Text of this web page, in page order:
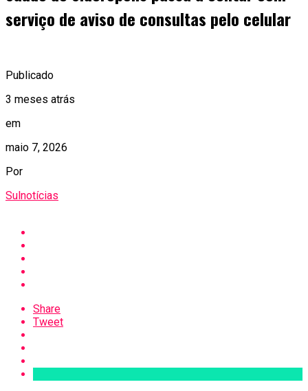
serviço de aviso de consultas pelo celular
Publicado
3 meses atrás
em
maio 7, 2026
Por
Sulnotícias
Share
Tweet